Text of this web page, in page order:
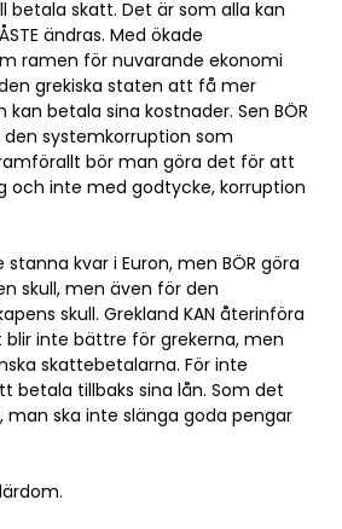
betala skatt. Det är som alla kan
ändras. Med ökade
ramen för nuvarande ekonomi
grekiska staten att få mer
kan betala sina kostnader. Sen BÖR
systemkorruption som
bör man göra det för att
och inte med godtycke, korruption
stanna kvar i Euron, men BÖR göra
skull, men även för den
skull. Grekland KAN återinföra
inte bättre för grekerna, men
skattebetalarna. För inte
betala tillbaks sina lån. Som det
man ska inte slänga goda pengar